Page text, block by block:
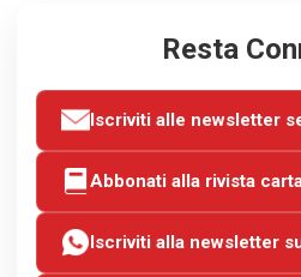
Resta
Iscriviti alle newsletter
Abbonati alla rivista
Iscriviti alla newsletter